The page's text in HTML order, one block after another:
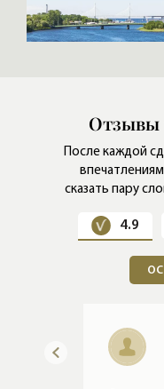
Отзывы
После каждой
сказать пару
4.9